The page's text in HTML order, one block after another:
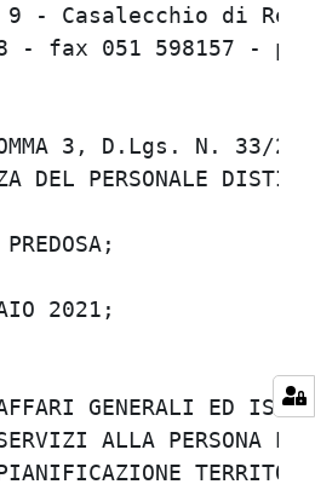
- Casalecchio di
- fax 051 598157 -
3, D.Lgs. N. 33/
DEL PERSONALE
2021;
GENERALI ED
ALLA PERSONA E